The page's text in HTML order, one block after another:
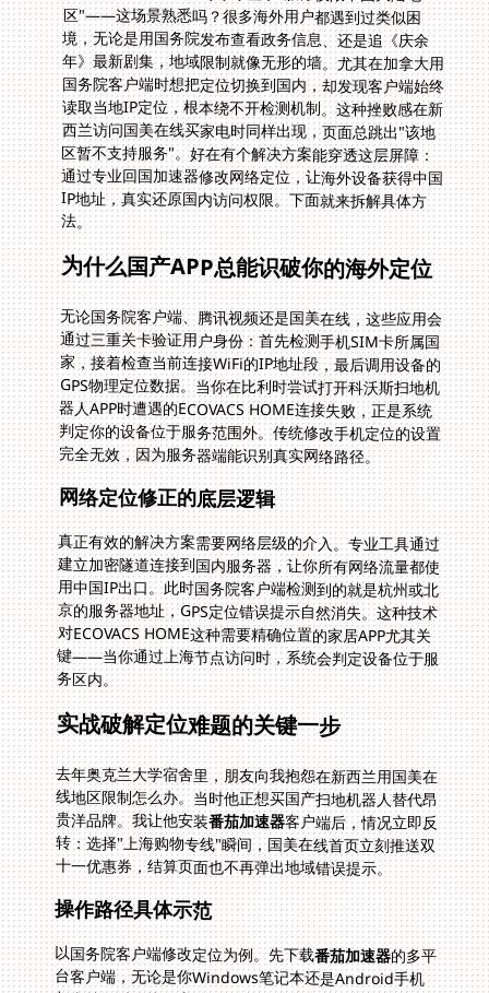
法。
为什么国产APP总能识破你的海外定位
无论国务院客户端、腾讯视频还是国美在线，这些应用会
通过三重关卡验证用户身份：首先检测手机SIM卡所属国
家，接着检查当前连接WiFi的IP地址段，最后调用设备的
GPS物理定位数据。当你在比利时尝试打开科沃斯扫地机
器人APP时遭遇的ECOVACS HOME连接失败，正是系统
判定你的设备位于服务范围外。传统修改手机定位的设置
完全无效，因为服务器端能识别真实网络路径。
网络定位修正的底层逻辑
真正有效的解决方案需要网络层级的介入。专业工具通过
建立加密隧道连接到国内服务器，让你所有网络流量都使
用中国IP出口。此时国务院客户端检测到的就是杭州或北
京的服务器地址，GPS定位错误提示自然消失。这种技术
对ECOVACS HOME这种需要精确位置的家居APP尤其关
键——当你通过上海节点访问时，系统会判定设备位于服
务区内。
实战破解定位难题的关键一步
去年奥克兰大学宿舍里，朋友向我抱怨在新西兰用国美在
线地区限制怎么办。当时他正想买国产扫地机器人替代昂
贵洋品牌。我让他安装番茄加速器客户端后，情况立即反
转：选择"上海购物专线"瞬间，国美在线首页立刻推送双
十一优惠券，结算页面也不再弹出地域错误提示。
操作路径具体示范
以国务院客户端修改定位为例。先下载番茄加速器的多平
台客户端，无论是你Windows笔记本还是Android手机
都支持同时连接。启动后别急着选线路，点击"智能优
化"按钮让系统自动扫描。三秒后它推荐我连深圳政务专
用节点——这条线路专门优化了政府类APP的数据解析效
率。连接成功后别忘在设置里开启"防止DNS泄漏"，双重
保障定位数据被准确改写。再次打开国务院发布，定位信